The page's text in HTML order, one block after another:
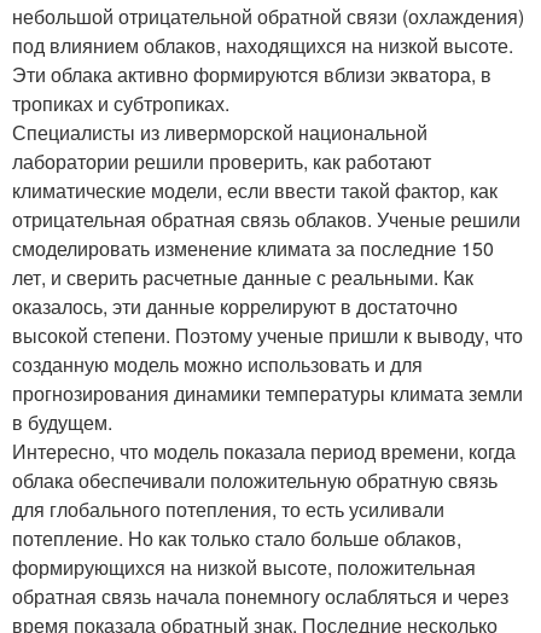
небольшой отрицательной обратной связи (охлаждения)
под влиянием облаков, находящихся на низкой высоте.
Эти облака активно формируются вблизи экватора, в
тропиках и субтропиках.
Специалисты из ливерморской национальной
лаборатории решили проверить, как работают
климатические модели, если ввести такой фактор, как
отрицательная обратная связь облаков. Ученые решили
смоделировать изменение климата за последние 150
лет, и сверить расчетные данные с реальными. Как
оказалось, эти данные коррелируют в достаточно
высокой степени. Поэтому ученые пришли к выводу, что
созданную модель можно использовать и для
прогнозирования динамики температуры климата земли
в будущем.
Интересно, что модель показала период времени, когда
облака обеспечивали положительную обратную связь
для глобального потепления, то есть усиливали
потепление. Но как только стало больше облаков,
формирующихся на низкой высоте, положительная
обратная связь начала понемногу ослабляться и через
время показала обратный знак. Последние несколько